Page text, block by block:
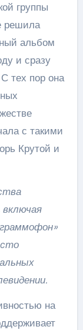
группы
решила
альбом
и сразу
тех пор она
с такими
Крутой и
на